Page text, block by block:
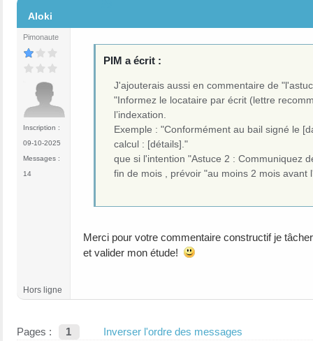
Aloki
Pimonaute
Inscription :
09-10-2025
Messages :
14
PIM a écrit :
J'ajouterais aussi en commentaire de
"Informez le locataire par écrit (lettre
l’indexation.
Exemple : "Conformément au bail signé le
calcul : [détails]."
que si l'intention "Astuce 2 : Communiquez
fin de mois , prévoir "au moins 2 mois
Merci pour votre commentaire constructif je
et valider mon étude!
Hors ligne
Pages : 1
Inverser l'ordre des messages